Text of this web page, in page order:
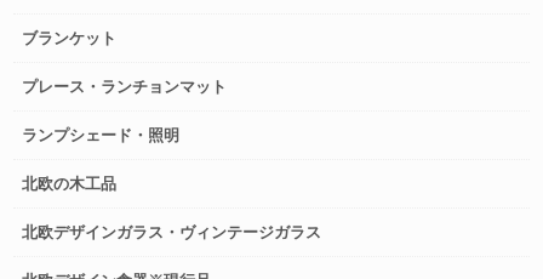
ブランケット
プレース・ランチョンマット
ランプシェード・照明
北欧の木工品
北欧デザインガラス・ヴィンテージガラス